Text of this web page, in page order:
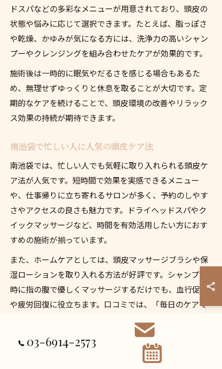
ドスパなどの多彩なメニューが用意されており、頭皮の
状態や悩みに応じて選択できます。たとえば、脂っぽさ
や乾燥、かゆみが気になる方には、洗浄力の高いシャン
プーやクレンジングを組み合わせたケアが効果的です。
施術後は一時的に眠気やだるさを感じる場合もあるた
め、無理せずゆっくりと休息を取ることが大切です。定
期的なケアを続けることで、頭皮環境の改善やリラック
ス効果の持続が期待できます。
南池袋で忙しい人に人気の頭皮ケア法
南池袋では、忙しい人でも気軽に取り入れられる頭皮ケ
ア法が人気です。短時間で効果を実感できるメニュー
や、仕事帰りに立ち寄れるサロンが多く、予約のしやす
さやアクセスの良さも魅力です。ドライヘッドスパやク
イックマッサージなど、時間を有効活用したい方におす
すめの施術が揃っています。
また、ホームケアとしては、頭皮マッサージブラシや保
湿ローションを取り入れる方法が好評です。シャンプー
時に指の腹で優しくマッサージするだけでも、血行促進
や疲労回復に役立ちます。口コミでは、「毎日のケアで
ただし、過度な摩擦や強すぎるマッサージは頭皮トラブ
03-6914-2573